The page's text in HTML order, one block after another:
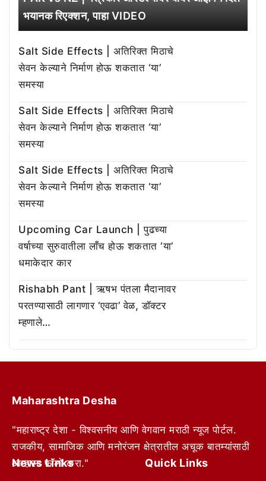
भयानक रिएक्शन, पाहा VIDEO
Salt Side Effects | अतिरिक्त मिठाचे
सेवन केल्याने निर्माण होऊ शकतात ‘या’
समस्या
Salt Side Effects | अतिरिक्त मिठाचे
सेवन केल्याने निर्माण होऊ शकतात ‘या’
समस्या
Salt Side Effects | अतिरिक्त मिठाचे
सेवन केल्याने निर्माण होऊ शकतात ‘या’
समस्या
Upcoming Car Launch | पुढच्या
वर्षाच्या सुरुवातीला लाँच होऊ शकतात ‘या’
धमाकेदार कार
Rishabh Pant | ऋषभ पंतला मैदानावर
परतण्यासाठी लागणार ‘एवढा’ वेळ, डॉक्टर
म्हणाले…
Maharashtra Desha
"महाराष्ट्र देशा - विश्वसनीय आणि वेगवान मराठी न्यूज पोर्टल.
राजकीय, सामाजिक आणि मनोरंजन क्षेत्रातील अचूक बातम्यांसाठी
आम्हाला फॉलो करा."
News Links Quick Links